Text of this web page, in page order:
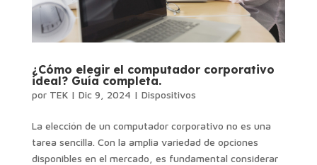
¿Cómo elegir el computador corporativo
ideal? Guía completa.
por TEK| Dic 9, 2024 | Dispositivos
La elección de un computador corporativo no es una
tarea sencilla. Con la amplia variedad de opciones
disponibles en el mercado, es fundamental considerar